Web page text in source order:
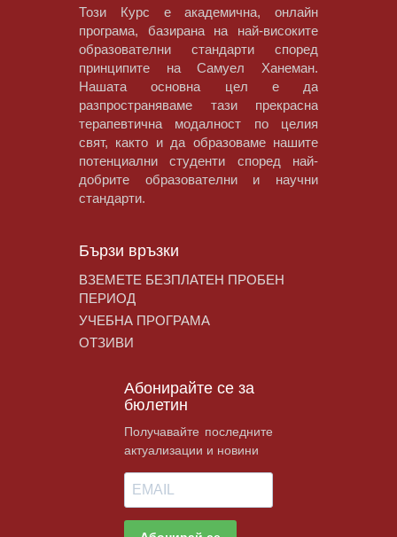
Този Курс е академична, онлайн
програма, базирана на най-високите
образователни стандарти според
принципите на Самуел Ханеман.
Нашата основна цел е да
разпространяваме тази прекрасна
терапевтична модалност по целия
свят, както и да образоваме нашите
потенциални студенти според най-
добрите образователни и научни
стандарти.
Бързи връзки
ВЗЕМЕТЕ БЕЗПЛАТЕН ПРОБЕН
ПЕРИОД
УЧЕБНА ПРОГРАМА
ОТЗИВИ
Абонирайте се за
бюлетин
Получавайте последните
актуализации и новини